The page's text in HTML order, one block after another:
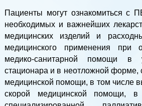
Пациенты могут ознакомиться с
необходимых и важнейших
медицинских изделий и
медицинского применения при
медико-санитарной помощи в
стационара и в неотложной форме,
медицинской помощи, в том числе
скорой медицинской помощи,